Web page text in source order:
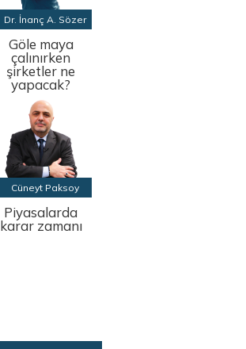
Dr. İnanç A. Sözer
Göle maya
çalınırken
şirketler ne
yapacak?
Cüneyt Paksoy
Piyasalarda
karar zamanı